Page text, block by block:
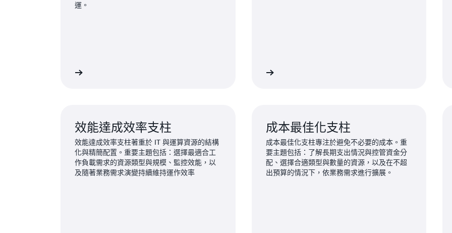
運。
效能達成效率支柱
效能達成效率支柱著重於 IT 與運算資源的結構
化與精簡配置。重要主題包括：選擇最適合工
作負載需求的資源類型與規模、監控效能，以
及隨著業務需求演變持續維持運作效率
成本最佳化支柱
成本最佳化支柱專注於避免不必要的成本。重
要主題包括：了解長期支出情況與控管資金分
配、選擇合適類型與數量的資源，以及在不超
出預算的情況下，依業務需求進行擴展。